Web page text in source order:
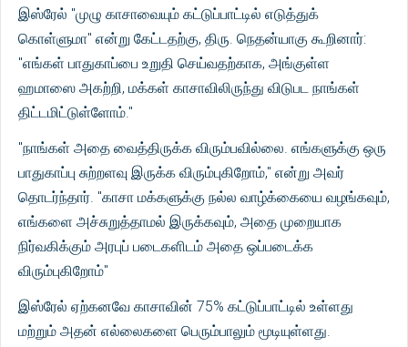
இஸ்ரேல் "முழு காசாவையும் கட்டுப்பாட்டில் எடுத்துக்
கொள்ளுமா" என்று கேட்டதற்கு, திரு. நெதன்யாகு கூறினார்:
"எங்கள் பாதுகாப்பை உறுதி செய்வதற்காக, அங்குள்ள
ஹமாஸை அகற்றி, மக்கள் காசாவிலிருந்து விடுபட நாங்கள்
திட்டமிட்டுள்ளோம்."
"நாங்கள் அதை வைத்திருக்க விரும்பவில்லை. எங்களுக்கு ஒரு
பாதுகாப்பு சுற்றளவு இருக்க விரும்புகிறோம்," என்று அவர்
தொடர்ந்தார். "காசா மக்களுக்கு நல்ல வாழ்க்கையை வழங்கவும்,
எங்களை அச்சுறுத்தாமல் இருக்கவும், அதை முறையாக
நிர்வகிக்கும் அரபுப் படைகளிடம் அதை ஒப்படைக்க
விரும்புகிறோம்"
இஸ்ரேல் ஏற்கனவே காசாவின் 75% கட்டுப்பாட்டில் உள்ளது
மற்றும் அதன் எல்லைகளை பெரும்பாலும் மூடியுள்ளது.